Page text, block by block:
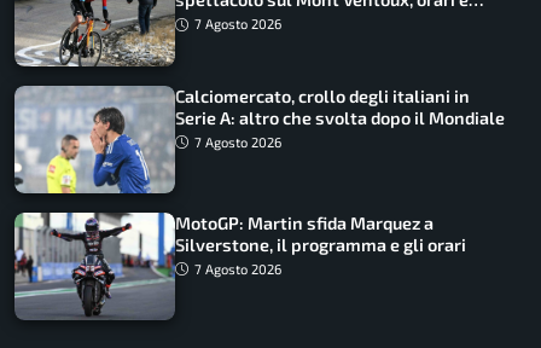
come vederli
7 Agosto 2026
Calciomercato, crollo degli italiani in
Serie A: altro che svolta dopo il Mondiale
7 Agosto 2026
MotoGP: Martin sfida Marquez a
Silverstone, il programma e gli orari
7 Agosto 2026